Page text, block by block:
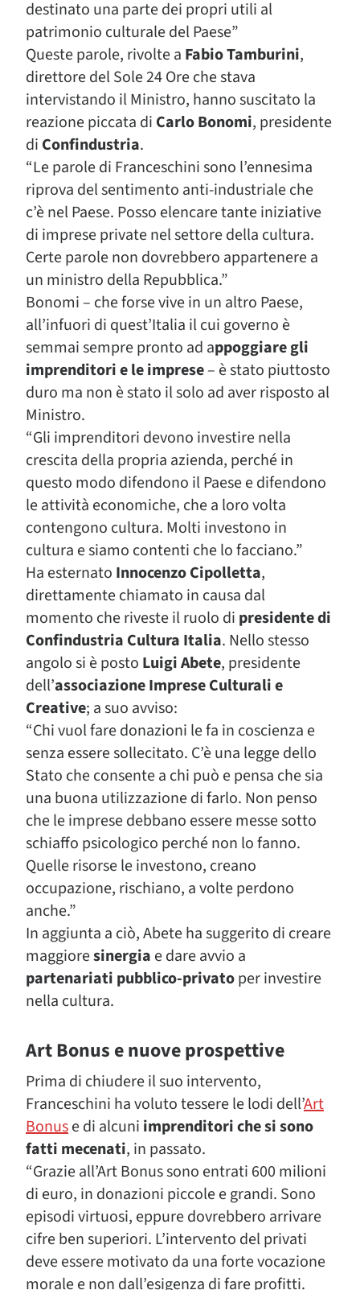
destinato una parte dei propri utili al
patrimonio culturale del Paese”
Queste parole, rivolte a Fabio Tamburini,
direttore del Sole 24 Ore che stava
intervistando il Ministro, hanno suscitato la
reazione piccata di Carlo Bonomi, presidente
di Confindustria.
“Le parole di Franceschini sono l’ennesima
riprova del sentimento anti-industriale che
c’è nel Paese. Posso elencare tante iniziative
di imprese private nel settore della cultura.
Certe parole non dovrebbero appartenere a
un ministro della Repubblica.”
Bonomi – che forse vive in un altro Paese,
all’infuori di quest’Italia il cui governo è
semmai sempre pronto ad appoggiare gli
imprenditori e le imprese– è stato piuttosto
duro ma non è stato il solo ad aver risposto al
Ministro.
“Gli imprenditori devono investire nella
crescita della propria azienda, perché in
questo modo difendono il Paese e difendono
le attività economiche, che a loro volta
contengono cultura. Molti investono in
cultura e siamo contenti che lo facciano.”
Ha esternato Innocenzo Cipolletta,
direttamente chiamato in causa dal
momento che riveste il ruolo di presidente di
Confindustria Cultura Italia. Nello stesso
angolo si è posto Luigi Abete, presidente
dell’associazione Imprese Culturali e
Creative; a suo avviso:
“Chi vuol fare donazioni le fa in coscienza e
senza essere sollecitato. C’è una legge dello
Stato che consente a chi può e pensa che sia
una buona utilizzazione di farlo. Non penso
che le imprese debbano essere messe sotto
schiaffo psicologico perché non lo fanno.
Quelle risorse le investono, creano
occupazione, rischiano, a volte perdono
anche.”
In aggiunta a ciò, Abete ha suggerito di creare
maggioresinergia e dare avvio a
partenariati pubblico-privatoper investire
nella cultura.
Art Bonus e nuove prospettive
Prima di chiudere il suo intervento,
Franceschini ha voluto tessere le lodi dell’Art
Bonuse di alcuni imprenditori che si sono
fatti mecenati, in passato.
“Grazie all’Art Bonus sono entrati 600 milioni
di euro, in donazioni piccole e grandi. Sono
episodi virtuosi, eppure dovrebbero arrivare
cifre ben superiori. L’intervento del privati
deve essere motivato da una forte vocazione
morale e non dall’esigenza di fare profitti.